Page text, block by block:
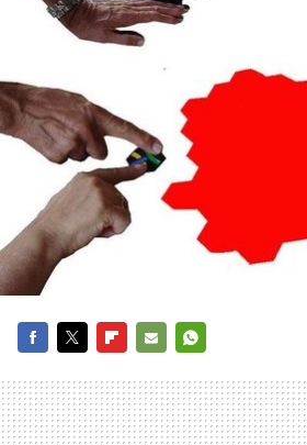
MAIL